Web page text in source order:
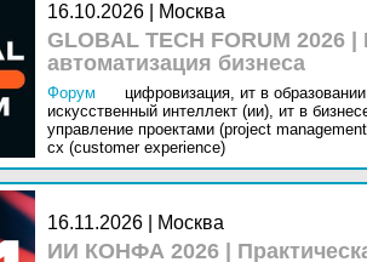
16.10.2026 | Москва
GLOBAL TECH FORUM
автоматизация бизнеса
Форум цифровизация, ит в
искусственный интеллект (ии), ит в
управление проектами (project
cx (customer experience)
16.11.2026 | Москва
ИИ КОНФА 2026 |